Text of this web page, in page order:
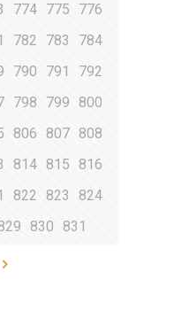
774 775
776
782 783
784
790 791
792
798 799
800
806 807 808
814 815
816
822 823
824
830 831